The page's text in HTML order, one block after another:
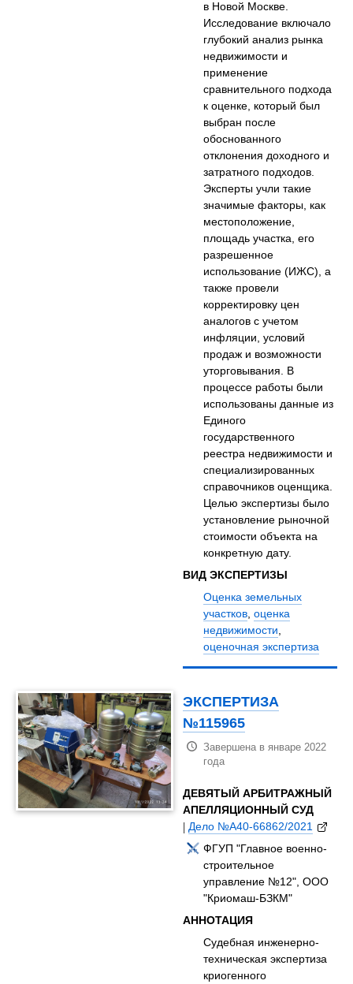
в Новой Москве.
Исследование включало
глубокий анализ рынка
недвижимости и
применение
сравнительного подхода
к оценке, который был
выбран после
обоснованного
отклонения доходного и
затратного подходов.
Эксперты учли такие
значимые факторы, как
местоположение,
площадь участка, его
разрешенное
использование (ИЖС), а
также провели
корректировку цен
аналогов с учетом
инфляции, условий
продаж и возможности
уторговывания. В
процессе работы были
использованы данные из
Единого
государственного
реестра недвижимости и
специализированных
справочников оценщика.
Целью экспертизы было
установление рыночной
стоимости объекта на
конкретную дату.
ВИД ЭКСПЕРТИЗЫ
Оценка земельных
участков,оценка
недвижимости,
оценочная экспертиза
ЭКСПЕРТИЗА
№115965
Завершена в январе 2022
года
ДЕВЯТЫЙ АРБИТРАЖНЫЙ
АПЕЛЛЯЦИОННЫЙ СУД
|Дело №А40-66862/2021
ФГУП "Главное военно-
строительное
управление №12", ООО
"Криомаш-БЗКМ"
АННОТАЦИЯ
Судебная инженерно-
техническая экспертиза
криогенного